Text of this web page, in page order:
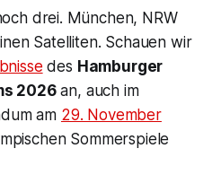
drei. München, NRW
Satelliten. Schauen wir
des Hamburger
2026an, auch im
am 29. November
Sommerspiele